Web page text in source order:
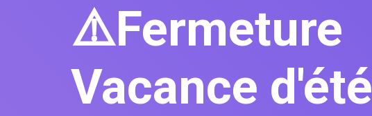
⚠️Fermeture
Vacance d'été